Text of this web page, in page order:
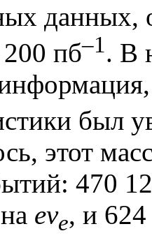
пб–1. В
был
этот
470
eνe, и 624